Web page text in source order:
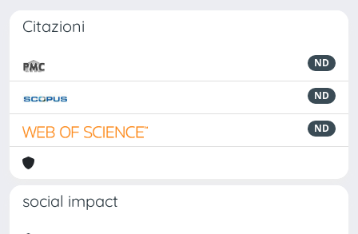
Citazioni
ND
ND
ND
social impact